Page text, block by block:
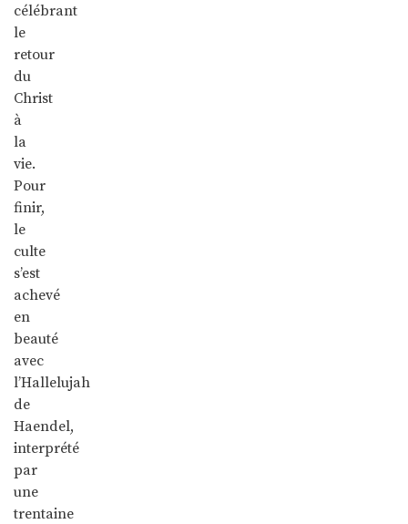
célébrant
le
retour
du
Christ
à
la
vie.
Pour
finir,
le
culte
s’est
achevé
en
beauté
avec
l’Hallelujah
de
Haendel,
interprété
par
une
trentaine